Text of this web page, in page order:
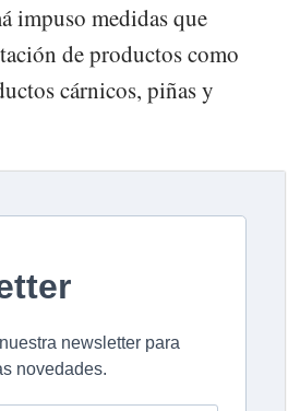
impuso medidas que
de productos como
cárnicos, piñas y